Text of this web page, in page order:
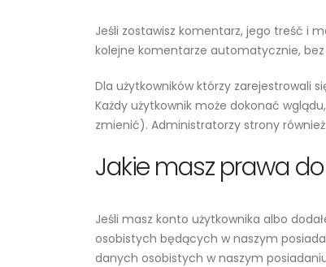
Jeśli zostawisz komentarz, jego treść i
kolejne komentarze automatycznie,
Dla użytkowników którzy zarejestrowali
Każdy użytkownik może dokonać
zmienić). Administratorzy strony
Jakie masz prawa
Jeśli masz konto użytkownika albo
osobistych będących w naszym
danych osobistych w naszym